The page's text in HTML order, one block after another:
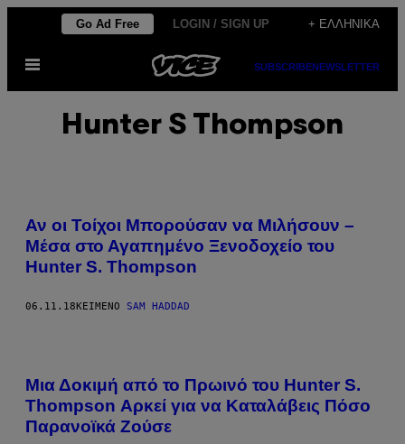
Μετάβαση
περιεχόμενο
Go Ad Free LOGIN / SIGN UP + ΕΛΛΗΝΙΚΆ
Ανοίξτε
μενού
SUBSCRIBENEWSLETTER
Hunter S Thompson
Αν οι Τοίχοι Μπορούσαν να Μιλήσουν –
Μέσα στο Αγαπημένο Ξενοδοχείο του
Hunter S. Thompson
06.11.18 ΚΕΊΜΕΝΟ SAM HADDAD
Mια Δοκιμή από το Πρωινό του Hunter S.
Thompson Αρκεί για να Καταλάβεις Πόσο
Παρανοϊκά Ζούσε